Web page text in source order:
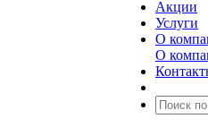
Акции
Услуги
О
О